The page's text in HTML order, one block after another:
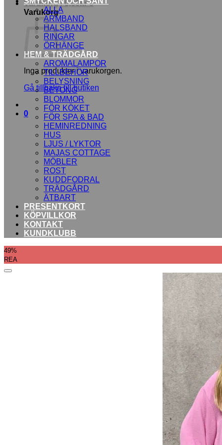
Varukorg /0,00kr 0
Varukorg
Inga produkter i varukorgen.
Gå tillbaka till butiken
0
ALLA
ARMBAND
HALSBAND
RINGAR
ÖRHÄNGE
HEM & TRÄDGÅRD
AROMALAMPOR
TILLBEHÖR
BELYSNING
BETONG
BLOMMOR
FÖR KÖKET
FÖR SPA & BAD
HEMINREDNING
HUS
LJUS / LYKTOR
MAJAS COTTAGE
MÖBLER
ROST
KUDDFODRAL
TRÄDGÅRD
ÄTBART
PRESENTKORT
KÖPVILLKOR
KONTAKT
KUNDKLUBB
49%
REA